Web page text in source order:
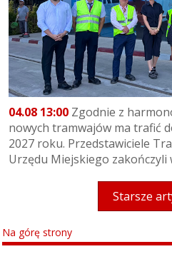
04.08 13:00 Zgodnie z
nowych tramwajów ma trafić
2027 roku. Przedstawiciele
Urzędu Miejskiego zakończyli
Starsze
Na górę strony